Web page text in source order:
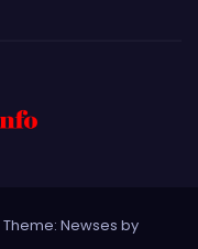
Theme: Newses by